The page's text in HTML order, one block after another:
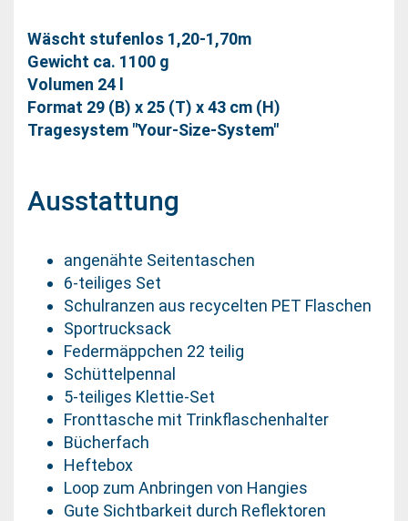
Wäscht stufenlos 1,20-1,70m
Gewicht ca. 1100 g
Volumen 24 l
Format 29 (B) x 25 (T) x 43 cm (H)
Tragesystem "Your-Size-System"
Ausstattung
angenähte Seitentaschen
6-teiliges Set
Schulranzen aus recycelten PET Flaschen
Sportrucksack
Federmäppchen 22 teilig
Schüttelpennal
5-teiliges Klettie-Set
Fronttasche mit Trinkflaschenhalter
Bücherfach
Heftebox
Loop zum Anbringen von Hangies
Gute Sichtbarkeit durch Reflektoren